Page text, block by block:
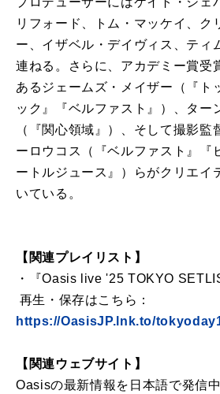
リフォード、トム・マッケイ、ク
ー、イザベル・デイヴィス、ティ
連ねる。さらに、アカデミー賞受
あるジェームズ・メイザー（『ト
ック』『ベルファスト』）、ター
（『関心領域』）、そして撮影監
ーロウコス（『ベルファスト』『
ートルジュース』）らがクリエイ
いている。
【関連プレイリスト】
・『Oasis live '25 TOKYO
再生・保存はこちら：
https://OasisJP.lnk.to/
【関連ウェブサイト】
Oasisの最新情報を日本語で発信中